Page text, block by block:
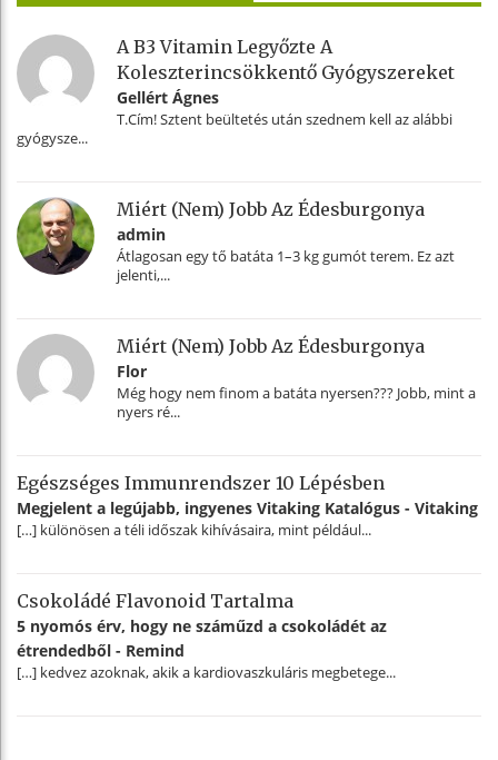
A B3 Vitamin Legyőzte A
Koleszterincsökkentő Gyógyszereket
Gellért Ágnes
T.Cím! Sztent beültetés után szednem kell az alábbi
gyógysze...
Miért (nem) Jobb Az Édesburgonya
admin
Átlagosan egy tő batáta 1–3 kg gumót terem. Ez azt
jelenti,...
Miért (nem) Jobb Az Édesburgonya
Flor
Még hogy nem finom a batáta nyersen??? Jobb, mint a
nyers ré...
Egészséges Immunrendszer 10 Lépésben
Megjelent a legújabb, ingyenes Vitaking Katalógus - Vitaking
[…] különösen a téli időszak kihívásaira, mint például...
Csokoládé Flavonoid Tartalma
5 nyomós érv, hogy ne száműzd a csokoládét az
étrendedből - Remind
[…] kedvez azoknak, akik a kardiovaszkuláris megbetege...